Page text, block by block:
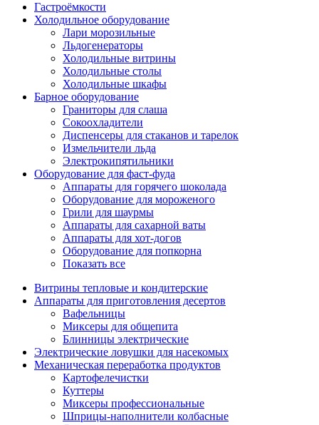
Гастроёмкости
Холодильное оборудование
Лари морозильные
Льдогенераторы
Холодильные витрины
Холодильные столы
Холодильные шкафы
Барное оборудование
Граниторы для слаша
Сокоохладители
Диспенсеры для стаканов и тарелок
Измельчители льда
Электрокипятильники
Оборудование для фаст-фуда
Аппараты для горячего шоколада
Оборудование для мороженого
Грили для шаурмы
Аппараты для сахарной ваты
Аппараты для хот-догов
Оборудование для попкорна
Показать все
Витрины тепловые и кондитерские
Аппараты для приготовления десертов
Вафельницы
Миксеры для общепита
Блинницы электрические
Электрические ловушки для насекомых
Механическая переработка продуктов
Картофелечистки
Куттеры
Миксеры профессиональные
Шприцы-наполнители колбасные